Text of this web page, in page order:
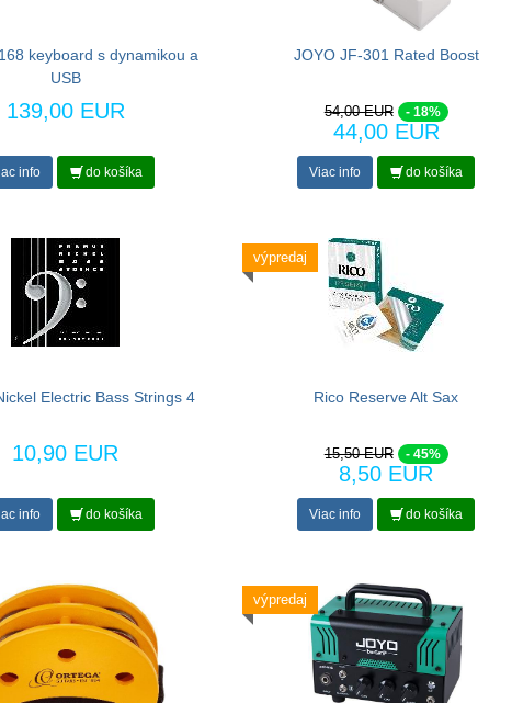
keyboard s dynamikou a
USB
139,00 EUR
info do košíka
JOYO JF-301 Rated Boost
54,00 EUR - 18%
44,00 EUR
Viac info do košíka
Electric Bass Strings 4
10,90 EUR
info do košíka
výpredaj
Rico Reserve Alt Sax
15,50 EUR - 45%
8,50 EUR
Viac info do košíka
výpredaj